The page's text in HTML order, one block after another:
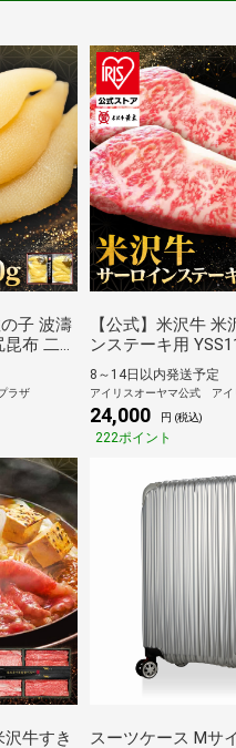
子 波濤
布 二段
】 【代
ラザ
【公式】米沢牛 米
ンステーキ用
牛黄木 ステーキ 牛
ト ブランド牛 ご褒
会社米沢牛黄木 【
可】[kani]
8～14日以内発送予定
アイリスオーヤマ公式 アイ
24,000 円 (税込)
222ポイント
沢牛すき
スーツケース Mサ